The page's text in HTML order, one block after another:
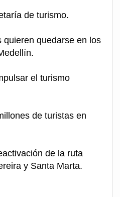
de turismo.
quieren quedarse en los
el turismo
de turistas en
de la ruta
y Santa Marta.